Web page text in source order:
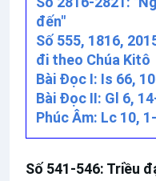
đến"
Số 555, 1816,
đi theo Chúa Kitô
Bài Ðọc I: Is 66,
Bài Ðọc II: Gl 6,
Phúc Âm: Lc 10,
Số 541-546: Triều